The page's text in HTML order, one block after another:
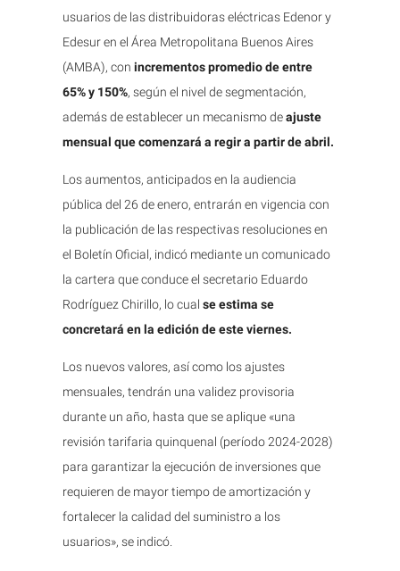
usuarios de las distribuidoras eléctricas Edenor y
Edesur en el Área Metropolitana Buenos Aires
(AMBA), con incrementos promedio de entre
65% y 150%, según el nivel de segmentación,
además de establecer un mecanismo deajuste
mensual que comenzará a regir a partir de abril.
Los aumentos, anticipados en la audiencia
pública del 26 de enero, entrarán en vigencia con
la publicación de las respectivas resoluciones en
el Boletín Oficial, indicó mediante un comunicado
la cartera que conduce el secretario Eduardo
Rodríguez Chirillo, lo cual se estima se
concretará en la edición de este viernes.
Los nuevos valores, así como los ajustes
mensuales, tendrán una validez provisoria
durante un año, hasta que se aplique «una
revisión tarifaria quinquenal (período 2024-2028)
para garantizar la ejecución de inversiones que
requieren de mayor tiempo de amortización y
fortalecer la calidad del suministro a los
usuarios», se indicó.